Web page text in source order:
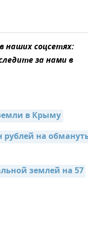
наших соцсетях:
за нами в
в Крыму
рублей на
землей на 57